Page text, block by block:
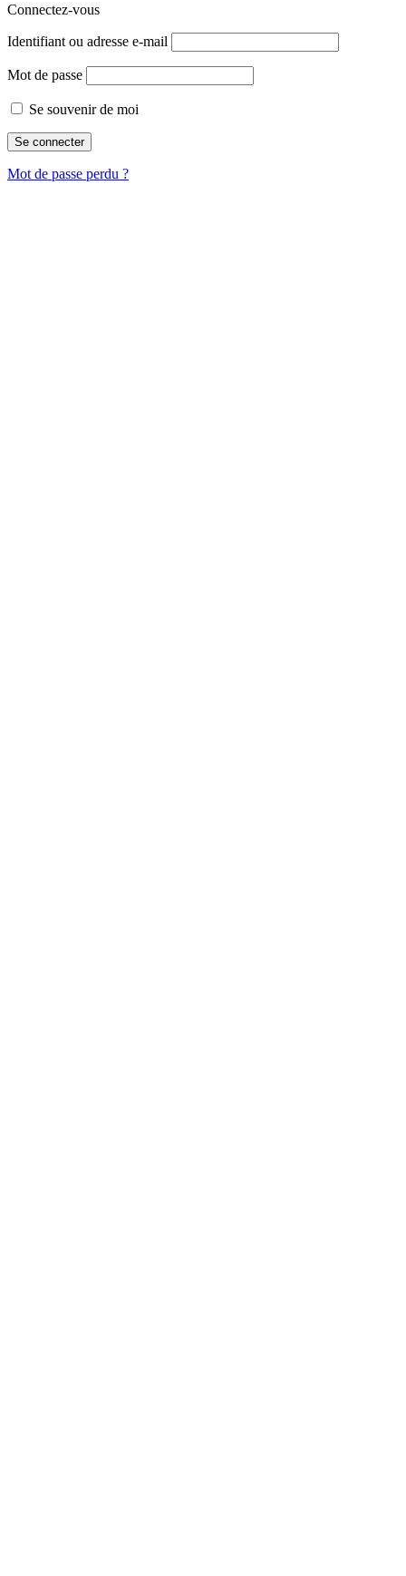
Connectez-vous
Identifiant ou adresse e-mail
Mot de passe
Se souvenir de moi
Mot de passe perdu ?